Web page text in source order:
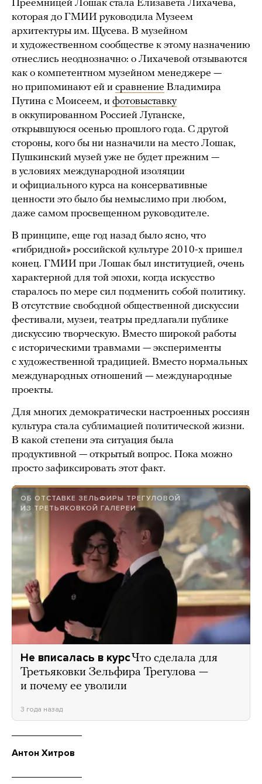
Преемницей Лошак стала Елизавета Лихачева,
которая до ГМИИ руководила Музеем
архитектуры им. Щусева. В музейном
и художественном сообществе к этому назначению
отнеслись неоднозначно: о Лихачевой отзываются
как о компетентном музейном менеджере —
но припоминают ей и сравнение Владимира
Путина с Моисеем, и фотовыставку
в оккупированном Россией Луганске,
открывшуюся осенью прошлого года. С другой
стороны, кого бы ни назначили на место Лошак,
Пушкинский музей уже не будет прежним —
в условиях международной изоляции
и официального курса на консервативные
ценности это было бы немыслимо при любом,
даже самом просвещенном руководителе.
В принципе, еще год назад было ясно, что
«гибридной» российской культуре 2010-х пришел
конец. ГМИИ при Лошак был институцией, очень
характерной для той эпохи, когда искусство
старалось по мере сил подменить собой политику.
В отсутствие свободной общественной дискуссии
фестивали, музеи, театры предлагали публике
дискуссию творческую. Вместо широкой работы
с историческими травмами — эксперименты
с художественной традицией. Вместо нормальных
международных отношений — международные
проекты.
Для многих демократически настроенных россиян
культура стала сублимацией политической жизни.
В какой степени эта ситуация была
продуктивной — открытый вопрос. Пока можно
просто зафиксировать этот факт.
ОБ ОТСТАВКЕ ЗЕЛЬФИРЫ ТРЕГУЛОВОЙ
ИЗ ТРЕТЬЯКОВКОЙ ГАЛЕРЕИ
Не вписалась в курсЧто сделала для
Третьяковки Зельфира Трегулова —
и почему ее уволили
3 года назад
Антон Хитров